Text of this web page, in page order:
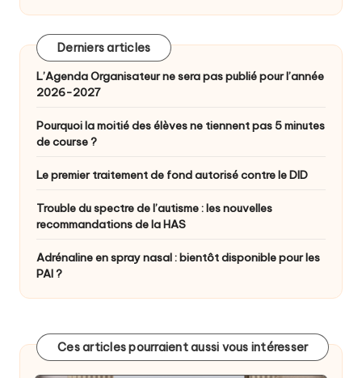
Derniers articles
L’Agenda Organisateur ne sera pas publié pour l’année
2026-2027
Pourquoi la moitié des élèves ne tiennent pas 5 minutes
de course ?
Le premier traitement de fond autorisé contre le DID
Trouble du spectre de l’autisme : les nouvelles
recommandations de la HAS
Adrénaline en spray nasal : bientôt disponible pour les
PAI ?
Ces articles pourraient aussi vous intéresser